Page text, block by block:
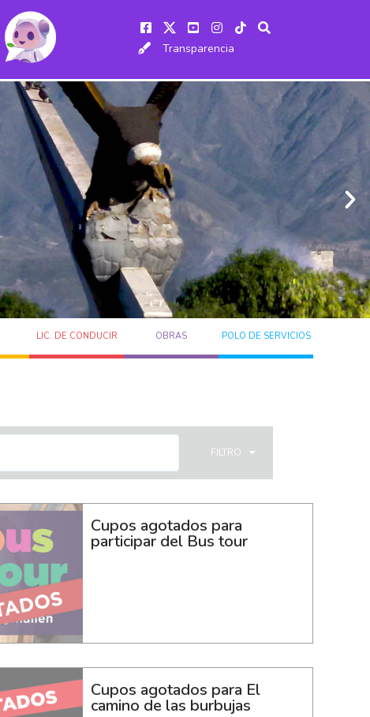
Transparencia
LIC. DE CONDUCIR OBRAS POLO DE SERVICIOS
FILTRO
Cupos agotados para
participar del Bus tour
Cupos agotados para El
camino de las burbujas